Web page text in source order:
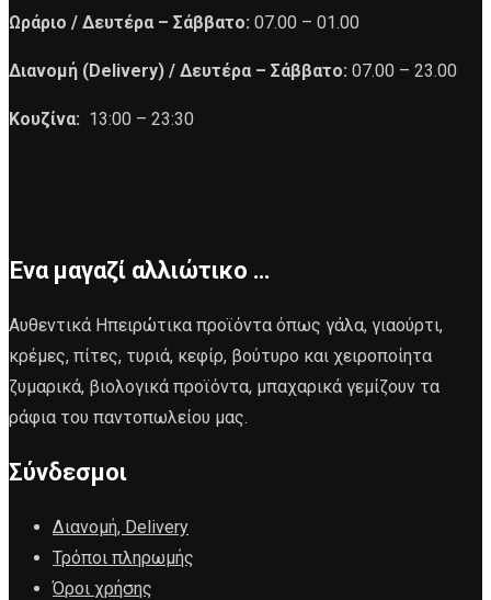
Ωράριο / Δευτέρα – Σάββατο: 07.00 – 01.00
Διανομή (Delivery) / Δευτέρα – Σάββατο: 07.00 – 23.00
Κουζίνα: 13:00 – 23:30
Ένα μαγαζί αλλιώτικο …
Αυθεντικά Ηπειρώτικα προϊόντα όπως γάλα, γιαούρτι,
κρέμες, πίτες, τυριά, κεφίρ, βούτυρο και χειροποίητα
ζυμαρικά, βιολογικά προϊόντα, μπαχαρικά γεμίζουν τα
ράφια του παντοπωλείου μας.
Σύνδεσμοι
Διανομή, Delivery
Τρόποι πληρωμής
Όροι χρήσης